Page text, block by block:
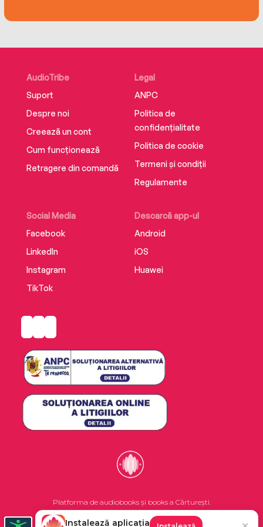
AudioTribe
Suport
Despre noi
Creează un cont
Cum funcționează
Retragere din comandă
Social Media
Facebook
LinkedIn
Instagram
TikTok
Descarcă app-ul
Android
iOS
Huawei
Legal
ANPC
Politica de
confidențialitate
Politica de cookie
Termeni și condiții
Regulamente
Platforma de audiobooks și books a Cărturești.
Instalează aplicația